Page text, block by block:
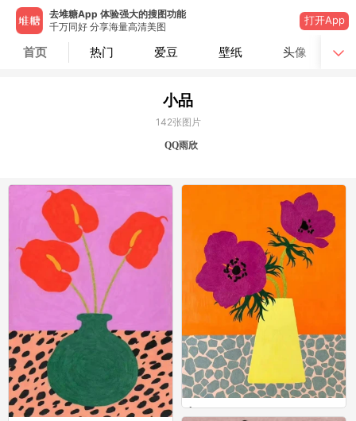
去堆糖App 体验强大的搜图功能
千万同好 分享海量高清美图
打开App
首页 热门 爱豆 壁纸 头像
小品
142张图片
QQ雨欣
1